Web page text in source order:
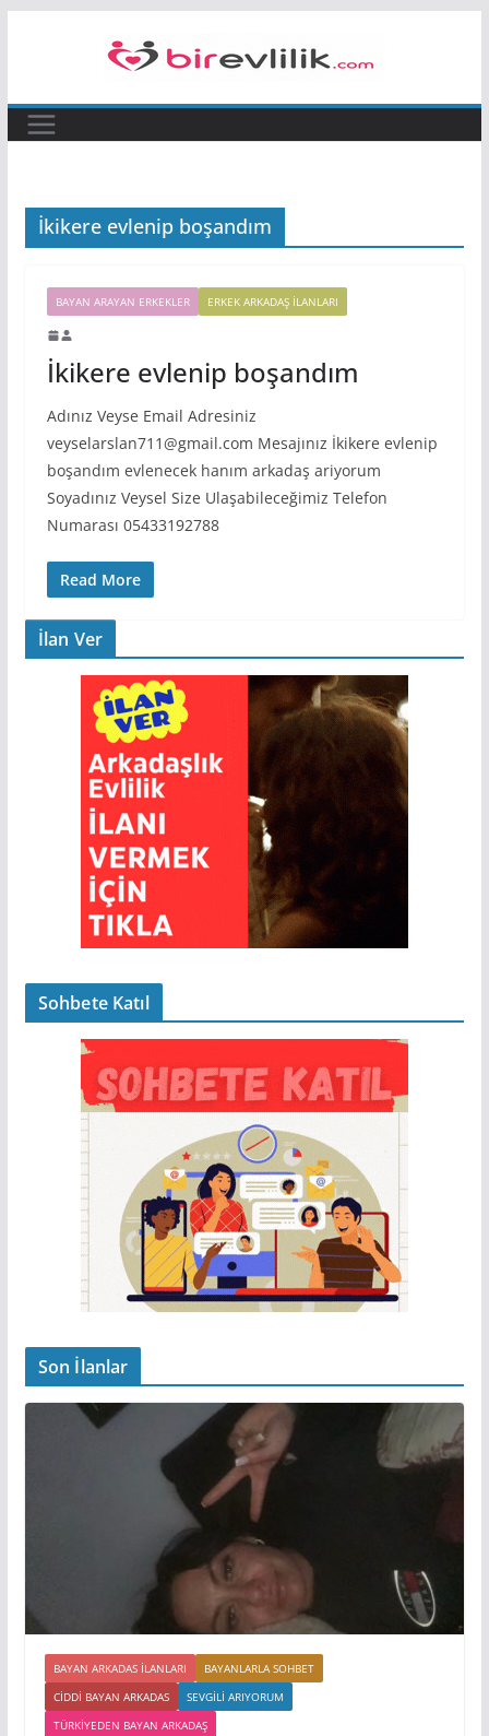
İkikere evlenip boşandım
BAYAN ARAYAN ERKEKLER ERKEK ARKADAŞ ILANLARI
İkikere evlenip boşandım
Adınız Veyse Email Adresiniz
veyselarslan711@gmail.com Mesajınız İkikere evlenip
boşandım evlenecek hanım arkadaş ariyorum
Soyadınız Veysel Size Ulaşabileceğimiz Telefon
Numarası 05433192788
Read More
İlan Ver
Sohbete Katıl
Son İlanlar
BAYAN ARKADAS ILANLARI
BAYANLARLA SOHBET
CIDDI BAYAN ARKADAS
SEVGILI ARIYORUM
TÜRKIYEDEN BAYAN ARKADAŞ